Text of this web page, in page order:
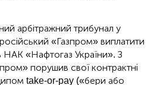
арбітражний трибунал у
«Газпром» виплатити
«Нафтогаз України». З
порушив свої контрактні
take-or-pay («бери або